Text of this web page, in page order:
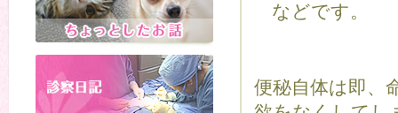
などです。
便秘自体は即、